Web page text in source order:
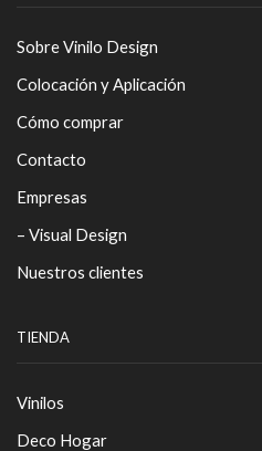
Sobre Vinilo Design
Colocación y Aplicación
Cómo comprar
Contacto
Empresas
– Visual Design
Nuestros clientes
TIENDA
Vinilos
Deco Hogar